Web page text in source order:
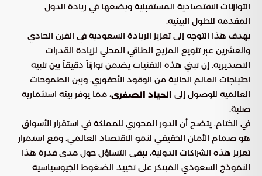
التوازنات الاقتصادية المستقبلية ويضعها في ريادة الدول
المقدمة للحلول البيئية.
يهدف هذا التوجه إلى تعزيز الريادة السعودية في القرن الحادي
والعشرين عبر تنويع المزيج الطاقي المحلي لزيادة القدرات
التصديرية. إن تبني هذه التقنيات يضمن توازناً دقيقاً بين تلبية
احتياجات العالم الحالية من الوقود الأحفوري، وبين الطموحات
العالمية للوصول إلى الحياد الصفرى، مما يوفر بيئة استثمارية
صلبة.
في الختام، يتضح أن الدور المحوري للمملكة في استقرار الأسواق
هو صمام الأمان الحقيقي لنمو الاقتصاد العالمي. ومع استمرار
تعزيز هذه الشراكات الدولية، يبقى التساؤل حول مدى قدرة هذا
النموذج السعودي المبتكر على تحييد الضغوط الجيوسياسية